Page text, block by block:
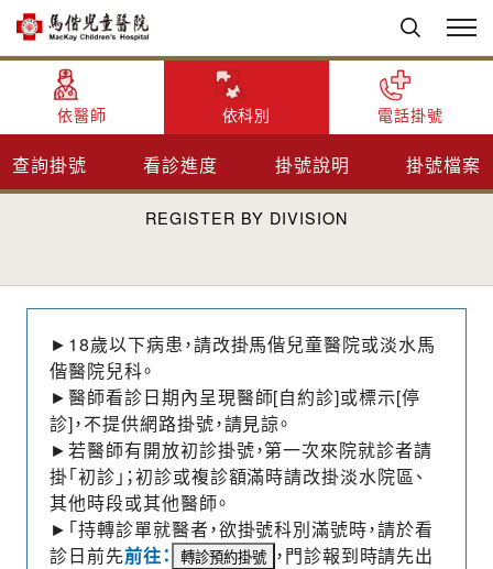
網路掛號
兒童心智科
依醫師
依科別 電話掛號
查詢掛號 看診進度 掛號說明 掛號檔案
兒童心智科掛號
REGISTER BY DIVISION
►18歲以下病患，請改掛馬偕兒童醫院或淡水馬
偕醫院兒科。
►醫師看診日期內呈現醫師[自約診]或標示[停
診]，不提供網路掛號，請見諒。
►若醫師有開放初診掛號，第一次來院就診者請
掛「初診」；初診或複診額滿時請改掛淡水院區、
其他時段或其他醫師。
►「持轉診單就醫者，欲掛號科別滿號時，請於看
診日前先前往：
，門診報到時請先出